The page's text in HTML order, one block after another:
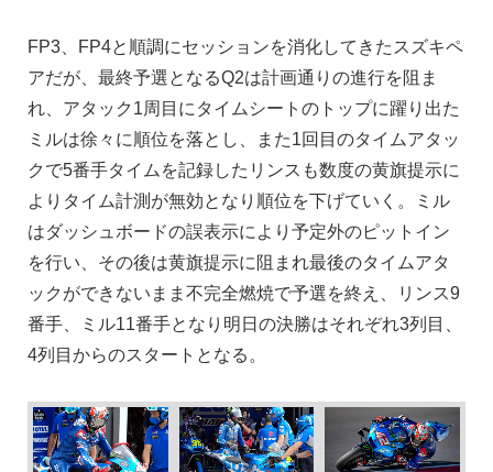
FP3、FP4と順調にセッションを消化してきたスズキペ
アだが、最終予選となるQ2は計画通りの進行を阻ま
れ、アタック1周目にタイムシートのトップに躍り出た
ミルは徐々に順位を落とし、また1回目のタイムアタッ
クで5番手タイムを記録したリンスも数度の黄旗提示に
よりタイム計測が無効となり順位を下げていく。ミル
はダッシュボードの誤表示により予定外のピットイン
を行い、その後は黄旗提示に阻まれ最後のタイムアタ
ックができないまま不完全燃焼で予選を終え、リンス9
番手、ミル11番手となり明日の決勝はそれぞれ3列目、
4列目からのスタートとなる。